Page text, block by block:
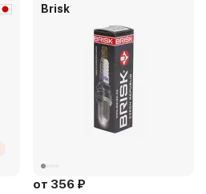
Brisk
от 356 ₽